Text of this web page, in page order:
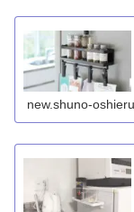
new.shuno-